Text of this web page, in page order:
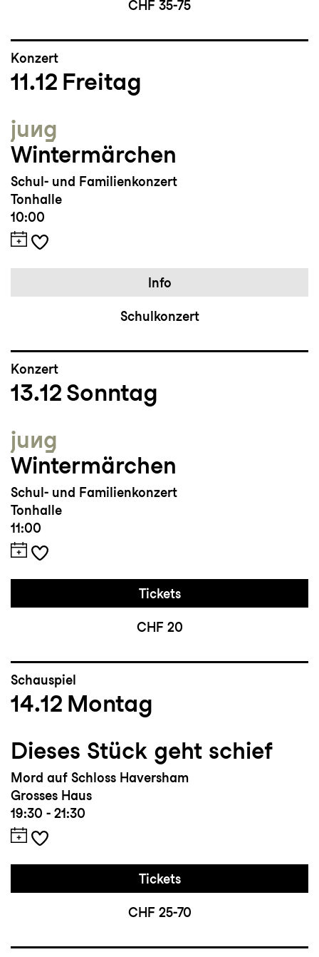
CHF 35-75
Konzert
11.12 Freitag
jung
Wintermärchen
Schul- und Familienkonzert
Tonhalle
10:00
Info
Schulkonzert
Konzert
13.12 Sonntag
jung
Wintermärchen
Schul- und Familienkonzert
Tonhalle
11:00
Tickets
CHF 20
Schauspiel
14.12 Montag
Dieses Stück geht schief
Mord auf Schloss Haversham
Grosses Haus
19:30 - 21:30
Tickets
CHF 25-70